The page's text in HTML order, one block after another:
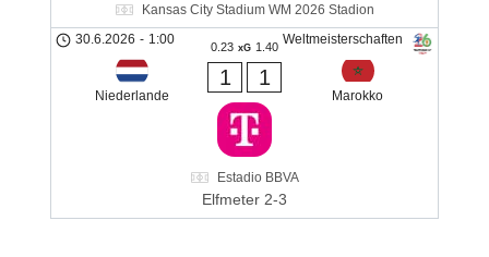
Kansas City Stadium WM 2026 Stadion
Weltmeisterschaften
30.6.2026 - 1:00
Niederlande
0.23 xG 1.40
1 1
Marokko
Estadio BBVA
Elfmeter 2-3